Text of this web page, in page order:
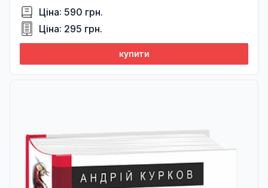
Ціна: 590 грн.
Ціна: 295 грн.
купити